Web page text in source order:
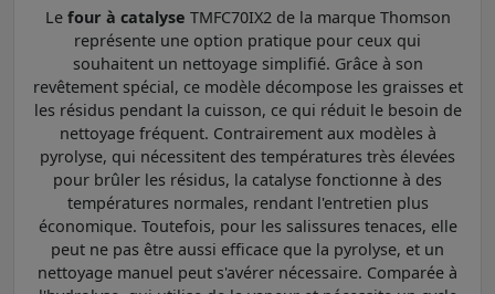
Le four à catalyse TMFC70IX2 de la marque Thomson
représente une option pratique pour ceux qui
souhaitent un nettoyage simplifié. Grâce à son
revêtement spécial, ce modèle décompose les graisses et
les résidus pendant la cuisson, ce qui réduit le besoin de
nettoyage fréquent. Contrairement aux modèles à
pyrolyse, qui nécessitent des températures très élevées
pour brûler les résidus, la catalyse fonctionne à des
températures normales, rendant l'entretien plus
économique. Toutefois, pour les salissures tenaces, elle
peut ne pas être aussi efficace que la pyrolyse, et un
nettoyage manuel peut s'avérer nécessaire. Comparée à